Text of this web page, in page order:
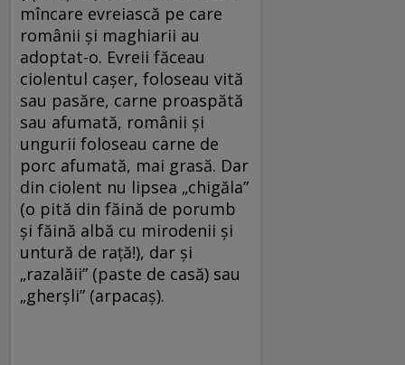
mîncare evreiască pe care
românii și maghiarii au
adoptat-o. Evreii făceau
ciolentul cașer, foloseau vită
sau pasăre, carne proaspătă
sau afumată, românii și
ungurii foloseau carne de
porc afumată, mai grasă. Dar
din ciolent nu lipsea „chigăla”
(o pită din făină de porumb
și făină albă cu mirodenii și
untură de rață!), dar și
„razalăii” (paste de casă) sau
„gherșli” (arpacaș).